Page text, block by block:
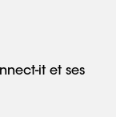
it et ses